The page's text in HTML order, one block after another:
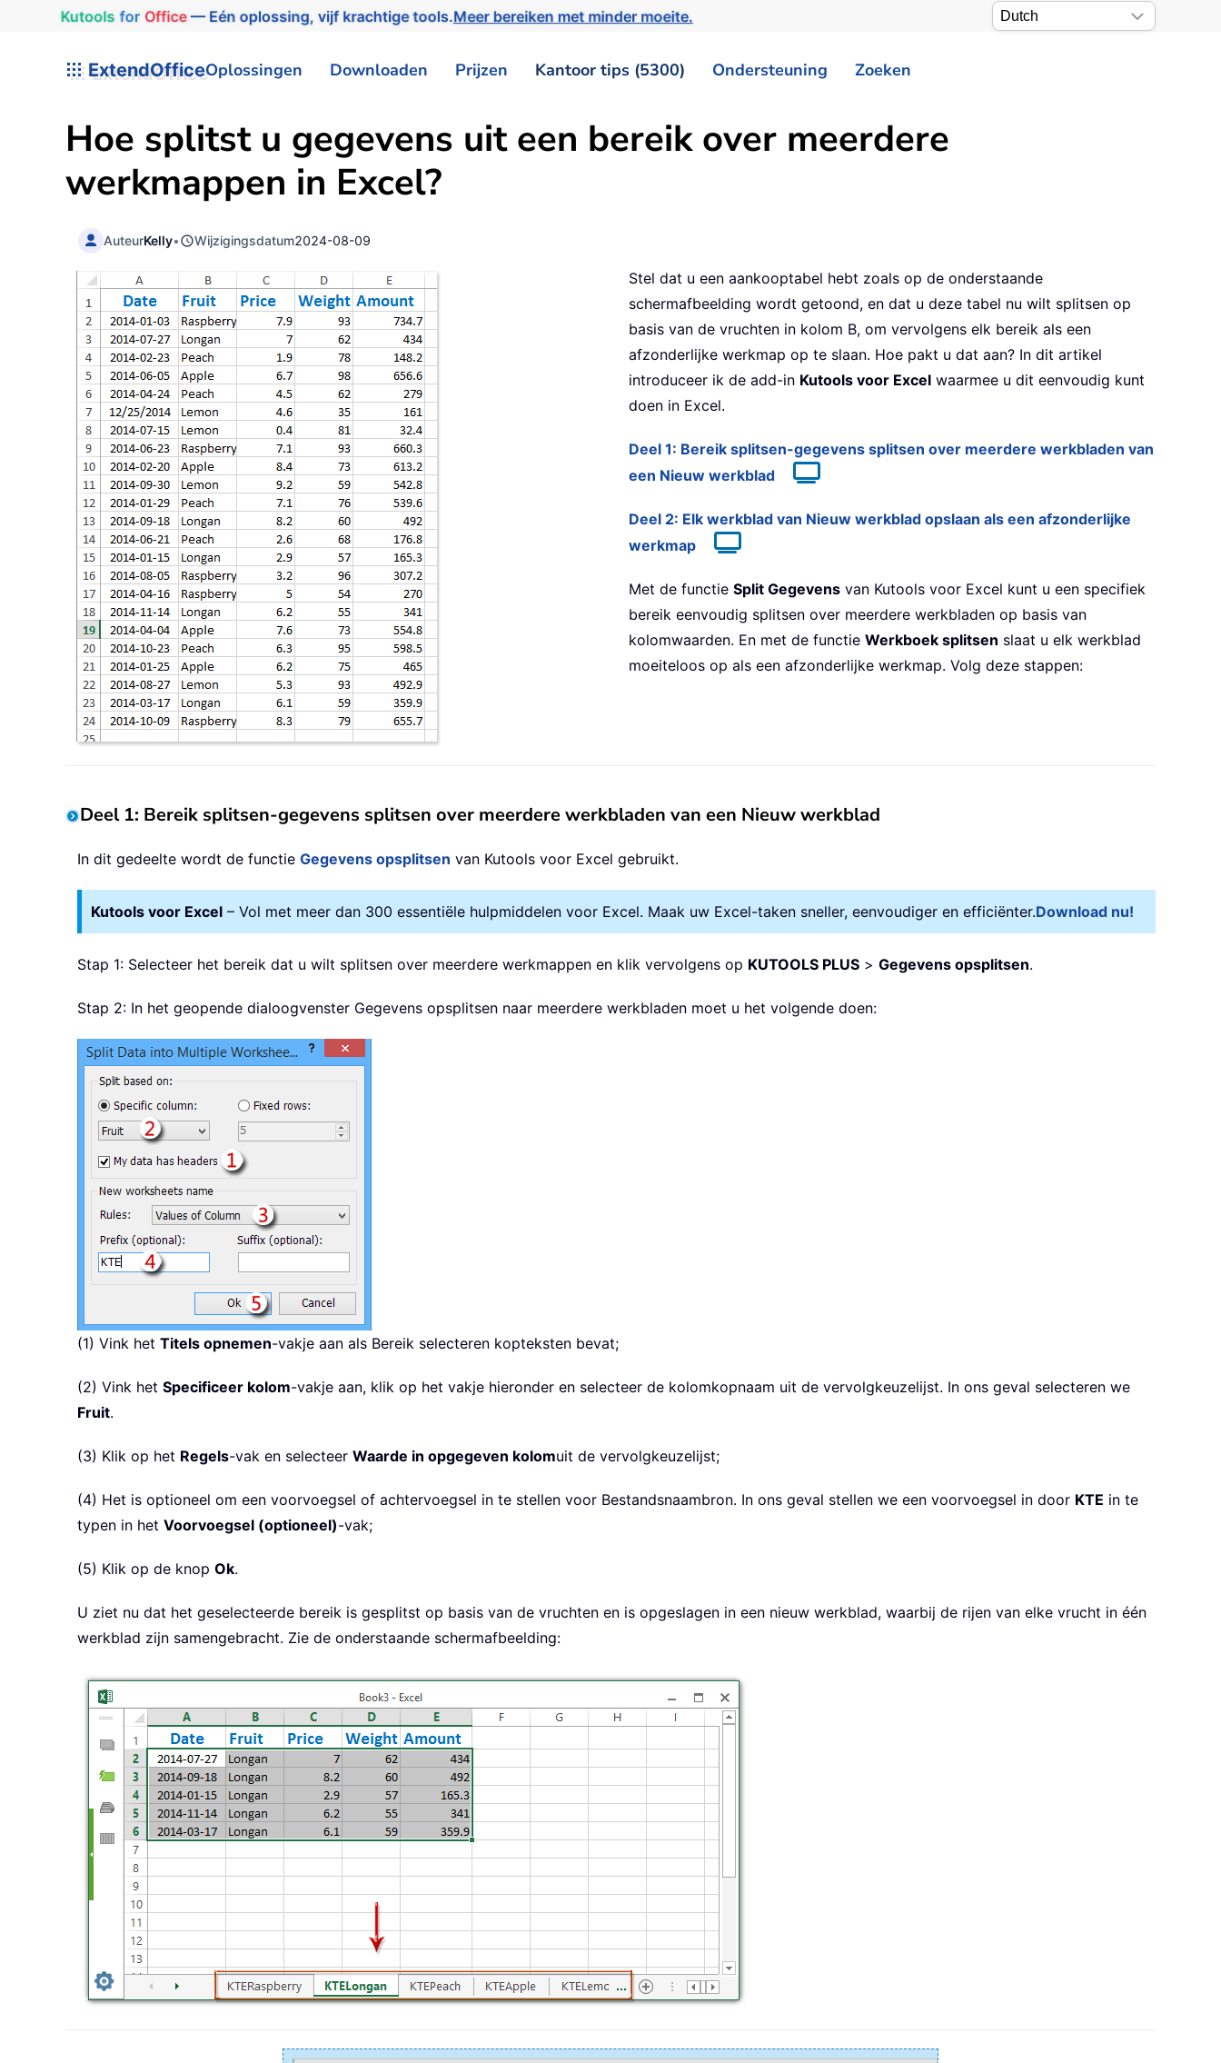
Kutools for Office— Eén oplossing, vijf krachtige tools.Meer bereiken met minder moeite.
ExtendOfficeOplossingen Downloaden Prijzen Kantoor tips (5300) Ondersteuning Zoeken
Hoe splitst u gegevens uit een bereik over meerdere
werkmappen in Excel?
AuteurKelly• Wijzigingsdatum2024-08-09
Stel dat u een aankooptabel hebt zoals op de onderstaande
schermafbeelding wordt getoond, en dat u deze tabel nu wilt splitsen op
basis van de vruchten in kolom B, om vervolgens elk bereik als een
afzonderlijke werkmap op te slaan. Hoe pakt u dat aan? In dit artikel
introduceer ik de add-in Kutools voor Excel waarmee u dit eenvoudig kunt
doen in Excel.
Deel 1: Bereik splitsen-gegevens splitsen over meerdere werkbladen van
een Nieuw werkblad
Deel 2: Elk werkblad van Nieuw werkblad opslaan als een afzonderlijke
werkmap
Met de functie Split Gegevens van Kutools voor Excel kunt u een specifiek
bereik eenvoudig splitsen over meerdere werkbladen op basis van
kolomwaarden. En met de functie Werkboek splitsen slaat u elk werkblad
moeiteloos op als een afzonderlijke werkmap. Volg deze stappen:
Deel 1: Bereik splitsen-gegevens splitsen over meerdere werkbladen van een Nieuw werkblad
In dit gedeelte wordt de functie Gegevens opsplitsen van Kutools voor Excel gebruikt.
Kutools voor Excel – Vol met meer dan 300 essentiële hulpmiddelen voor Excel. Maak uw Excel-taken sneller, eenvoudiger en efficiënter.Download nu!
Stap 1: Selecteer het bereik dat u wilt splitsen over meerdere werkmappen en klik vervolgens op KUTOOLS PLUS > Gegevens opsplitsen.
Stap 2: In het geopende dialoogvenster Gegevens opsplitsen naar meerdere werkbladen moet u het volgende doen:
(1) Vink het Titels opnemen-vakje aan als Bereik selecteren kopteksten bevat;
(2) Vink het Specificeer kolom-vakje aan, klik op het vakje hieronder en selecteer de kolomkopnaam uit de vervolgkeuzelijst. In ons geval selecteren we
Fruit.
(3) Klik op het Regels-vak en selecteer Waarde in opgegeven kolomuit de vervolgkeuzelijst;
(4) Het is optioneel om een voorvoegsel of achtervoegsel in te stellen voor Bestandsnaambron. In ons geval stellen we een voorvoegsel in door KTE in te
typen in het Voorvoegsel (optioneel)-vak;
(5) Klik op de knop Ok.
U ziet nu dat het geselecteerde bereik is gesplitst op basis van de vruchten en is opgeslagen in een nieuw werkblad, waarbij de rijen van elke vrucht in één
werkblad zijn samengebracht. Zie de onderstaande schermafbeelding: